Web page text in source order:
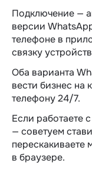
Подключение —
версии
телефоне в
связку
Оба варианта
вести бизнес на
телефону 24/7.
Если работаете
— советуем
перескакиваете
в браузере.